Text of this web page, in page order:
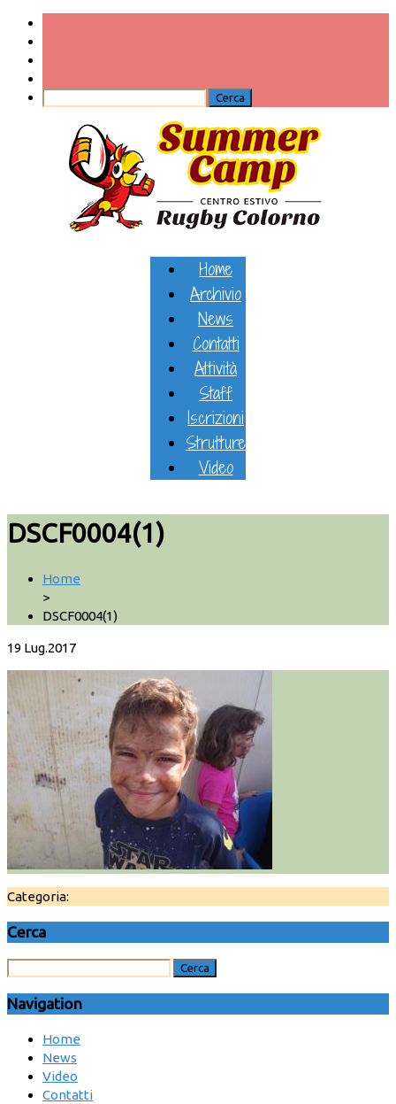
Home
Archivio
News
Contatti
Attività
Staff
Iscrizioni
Strutture
Video
DSCF0004(1)
Home
>
DSCF0004(1)
19 Lug.2017
Categoria:
Cerca
Navigation
Home
News
Video
Contatti